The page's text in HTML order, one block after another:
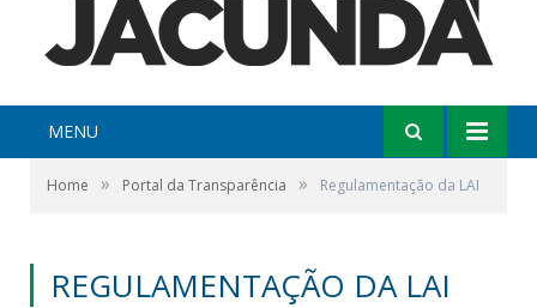
MENU
Home » Portal da Transparência » Regulamentação da LAI
REGULAMENTAÇÃO DA LAI